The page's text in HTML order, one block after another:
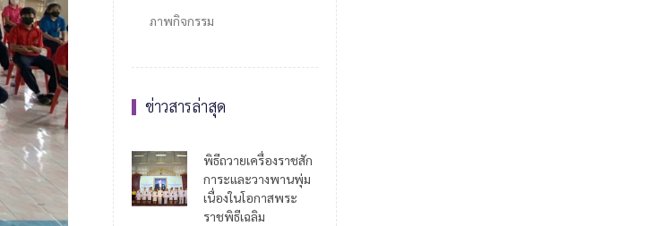
ภาพกิจกรรม
ข่าวสารล่าสุด
พิธีถวายเครื่องราชสัก
การะและวางพานพุ่ม
เนื่องในโอกาสพระ
ราชพิธีเฉลิม